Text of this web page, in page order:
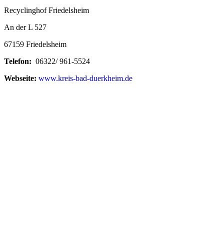
Recyclinghof Friedelsheim
An der L 527
67159 Friedelsheim
Telefon: 06322/ 961-5524
Webseite: www.kreis-bad-duerkheim.de